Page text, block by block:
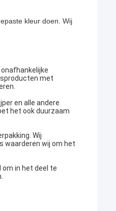
kleur doen. Wij
met
en alle andere
het ook duurzaam
Wij
waarderen wij om het
om in het deel te